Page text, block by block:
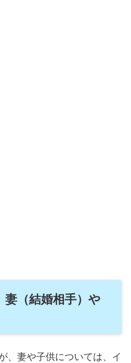
（結婚相手）や
、妻や子供については、イ